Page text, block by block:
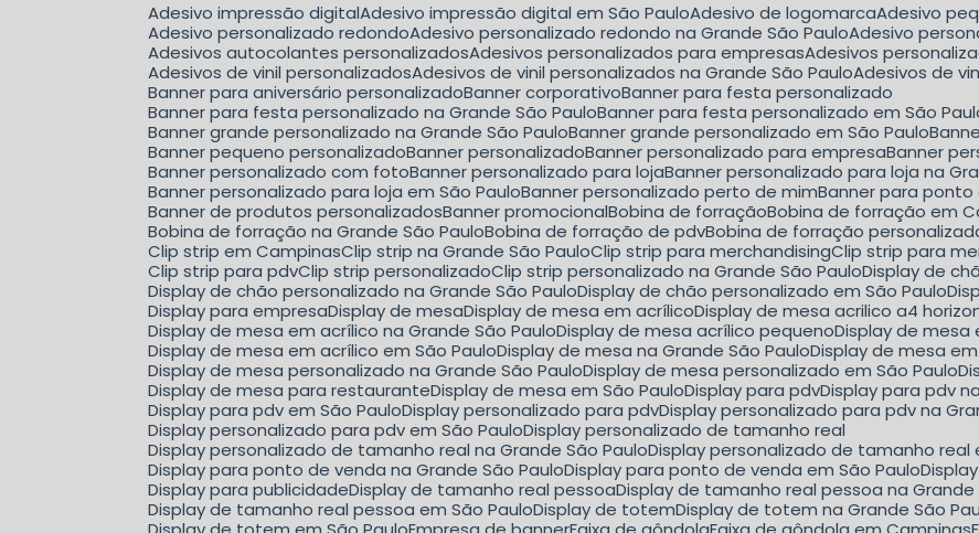
Adesivo impressão digital Adesivo impressão digital em São Paulo Adesivo de logomarca Adesivo
Adesivo personalizado redondo Adesivo personalizado redondo na Grande São Paulo Adesivo
Adesivos autocolantes personalizados Adesivos personalizados para empresas Adesivos
Adesivos de vinil personalizados Adesivos de vinil personalizados na Grande São Paulo Adesivos de
Banner para aniversário personalizado Banner corporativo Banner para festa personalizado
Banner para festa personalizado na Grande São Paulo Banner para festa personalizado em São
Banner grande personalizado na Grande São Paulo Banner grande personalizado em São Paulo
Banner pequeno personalizado Banner personalizado Banner personalizado para empresa Banner
Banner personalizado com foto Banner personalizado para loja Banner personalizado para loja na
Banner personalizado para loja em São Paulo Banner personalizado perto de mim Banner para
Banner de produtos personalizados Banner promocional Bobina de forração Bobina de forração em
Bobina de forração na Grande São Paulo Bobina de forração de pdv Bobina de forração
Clip strip em Campinas Clip strip na Grande São Paulo Clip strip para merchandising Clip strip para
Clip strip para pdv Clip strip personalizado Clip strip personalizado na Grande São Paulo Display de
Display de chão personalizado na Grande São Paulo Display de chão personalizado em São Paulo
Display para empresa Display de mesa Display de mesa em acrílico Display de mesa acrilico a4
Display de mesa em acrílico na Grande São Paulo Display de mesa acrílico pequeno Display de
Display de mesa em acrílico em São Paulo Display de mesa na Grande São Paulo Display de mesa
Display de mesa personalizado na Grande São Paulo Display de mesa personalizado em São Paulo
Display de mesa para restaurante Display de mesa em São Paulo Display para pdv Display para pdv
Display para pdv em São Paulo Display personalizado para pdv Display personalizado para pdv na
Display personalizado para pdv em São Paulo Display personalizado de tamanho real
Display personalizado de tamanho real na Grande São Paulo Display personalizado de tamanho real
Display para ponto de venda na Grande São Paulo Display para ponto de venda em São Paulo
Display para publicidade Display de tamanho real pessoa Display de tamanho real pessoa na Grande
Display de tamanho real pessoa em São Paulo Display de totem Display de totem na Grande São